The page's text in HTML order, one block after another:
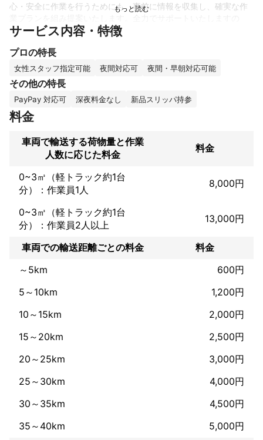
心・安全に作業を行うためにも、事前に情報を収集し、確実な作
で、一度お気軽にご相談ください。スタッフがお客様のご満足を
これまでの実績
愛楽園の草刈り等　他
アピールポイント
お客様の喜ぶ姿が仕事の張り合いとなりますので頑張ります。
サービス内容・特徴
プロの特長
女性スタッフ指定可能 夜間対応可 夜間・早朝対応可能
その他の特長
PayPay 対応可 深夜料金なし 新品スリッパ持参
料金
車両で輸送する荷物量と作業
人数に応じた料金
料金
0~3㎥（軽トラック約1台
分）：作業員1人
8,000円
0~3㎥（軽トラック約1台
分）：作業員2人以上
13,000円
車両での輸送距離ごとの料金
料金
～5km
600円
5～10km
1,200円
10～15km
2,000円
15～20km
2,500円
20～25km
3,000円
25～30km
4,000円
30～35km
4,500円
35～40km
5,000円